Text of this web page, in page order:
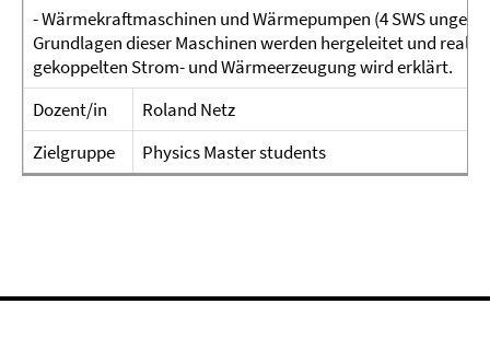
- Wärmekraftmaschinen und Wärmepumpen (4 SWS
Grundlagen dieser Maschinen werden hergeleitet und
gekoppelten Strom- und Wärmeerzeugung wird erklärt.
Dozent/in
Roland Netz
Zielgruppe
Physics Master students